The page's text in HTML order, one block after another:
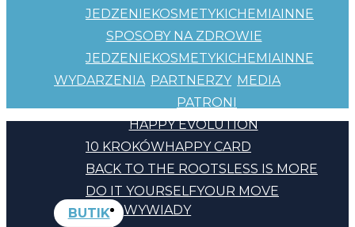
JEDZENIEKOSMETYKICHEMIAINNE
SPOSOBY NA ZDROWIE
JEDZENIEKOSMETYKICHEMIAINNE
WYDARZENIA PARTNERZY
PATRONI
MEDIA
HAPPY EVOLUTION
10 KROKÓWHAPPY CARD
BACK TO THE ROOTSLESS IS MORE
DO IT YOURSELFYOUR MOVE
BUTIK
WYWIADY